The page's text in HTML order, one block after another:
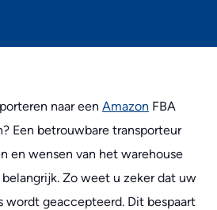
naar een Amazon FBA
Een betrouwbare transporteur
en wensen van het warehouse
Zo weet u zeker dat uw
wordt geaccepteerd. Dit bespaart